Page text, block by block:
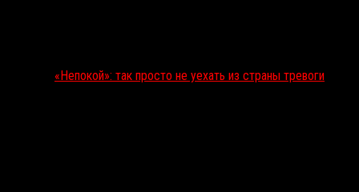
«Непокой»: так просто не уехать из страны тревоги